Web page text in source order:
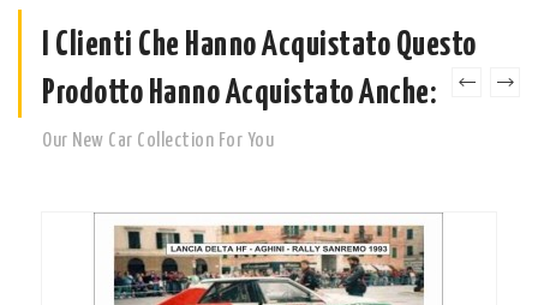
I Clienti Che Hanno Acquistato Questo
Prodotto Hanno Acquistato Anche:
Our New Car Collection For You